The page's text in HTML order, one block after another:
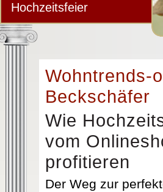
Hochzeitsfeier
Wohntrends-
Beckschäfer
Wie
vom
profitieren
Der Weg zur